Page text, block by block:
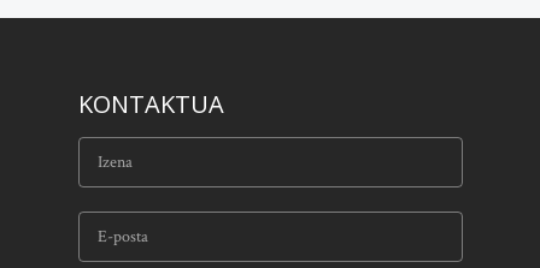
KONTAKTUA